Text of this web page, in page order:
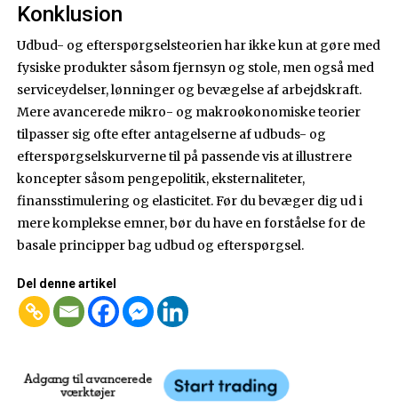
Konklusion
Udbud- og efterspørgselsteorien har ikke kun at gøre med
fysiske produkter såsom fjernsyn og stole, men også med
serviceydelser, lønninger og bevægelse af arbejdskraft.
Mere avancerede mikro- og makroøkonomiske teorier
tilpasser sig ofte efter antagelserne af udbuds- og
efterspørgselskurverne til på passende vis at illustrere
koncepter såsom pengepolitik, eksternaliteter,
finansstimulering og elasticitet. Før du bevæger dig ud i
mere komplekse emner, bør du have en forståelse for de
basale principper bag udbud og efterspørgsel.
Del denne artikel